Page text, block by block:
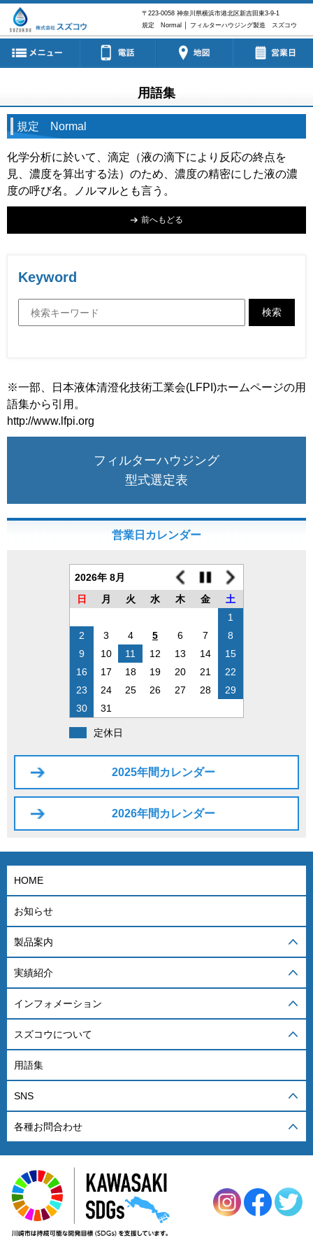
〒223-0058 神奈川県横浜市港北区新吉田東3-9-1
規定 Normal │ フィルターハウジング製造 スズコウ
用語集
規定 Normal
化学分析に於いて、滴定（液の滴下により反応の終点を
見、濃度を算出する法）のため、濃度の精密にした液の濃
度の呼び名。ノルマルとも言う。
前へもどる
Keyword
検索
※一部、日本液体清澄化技術工業会(LFPI)ホームページの用
語集から引用。
http://www.lfpi.org
フィルターハウジング
型式選定表
営業日カレンダー
2026年 8月
日
月 火 水 木 金
土
1
2
3 4 5 6 7
8
9
10 11 12 13 14
15
16
17 18 19 20 21
22
23
24 25 26 27 28
29
30
31
定休日
2025年間カレンダー
2026年間カレンダー
HOME
お知らせ
製品案内
実績紹介
インフォメーション
スズコウについて
用語集
SNS
各種お問合わせ